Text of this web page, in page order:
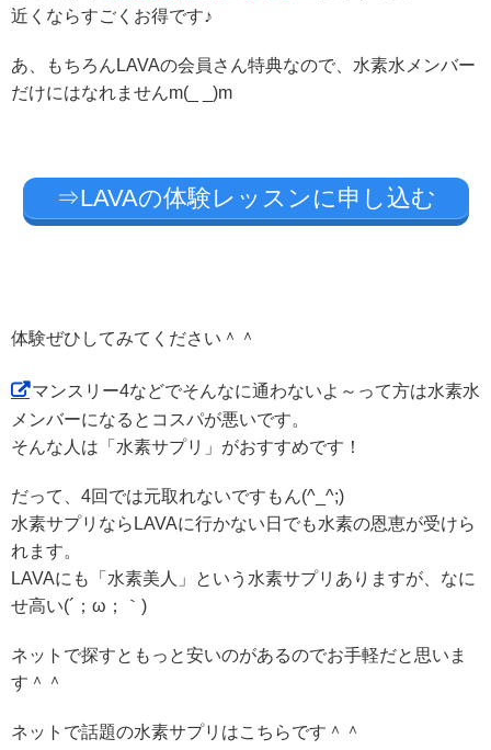
近くならすごくお得です♪
あ、もちろんLAVAの会員さん特典なので、水素水メンバー
だけにはなれませんm(_ _)m
⇒LAVAの体験レッスンに申し込む
体験ぜひしてみてください＾＾
マンスリー4などでそんなに通わないよ～って方は水素水
メンバーになるとコスパが悪いです。
そんな人は「水素サプリ」がおすすめです！
だって、4回では元取れないですもん(^_^;)
水素サプリならLAVAに行かない日でも水素の恩恵が受けら
れます。
LAVAにも「水素美人」という水素サプリありますが、なに
せ高い(´；ω；｀)
ネットで探すともっと安いのがあるのでお手軽だと思いま
す＾＾
ネットで話題の水素サプリはこちらです＾＾